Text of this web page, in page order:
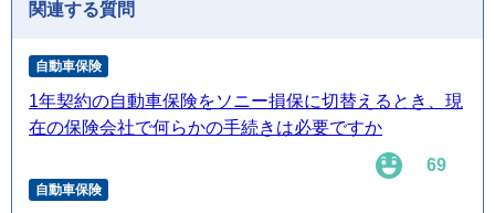
関連する質問
自動車保険
1年契約の自動車保険をソニー損保に切替えるとき、現
在の保険会社で何らかの手続きは必要ですか
69
自動車保険